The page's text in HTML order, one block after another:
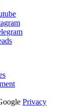
Privacy